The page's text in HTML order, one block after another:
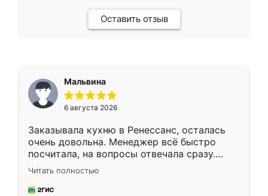
Оставить отзыв
Мальвина
6 августа 2026
Заказывала кухню в Ренессанс, осталась
очень довольна. Менеджер всё быстро
посчитала, на вопросы отвечала сразу.
Замерщик приехал в субботу, подошёл к
делу со всей ответственностью. Собрали
за день, ребята работали аккуратно, даже
Читать полностью